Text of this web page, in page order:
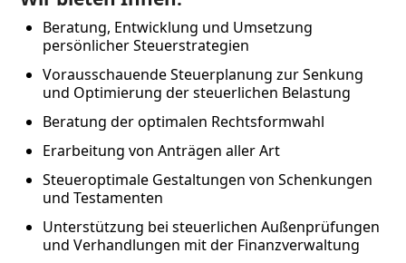
Beratung, Entwicklung und Umsetzung
persönlicher Steuerstrategien
Vorausschauende Steuerplanung zur Senkung
und Optimierung der steuerlichen Belastung
Beratung der optimalen Rechtsformwahl
Erarbeitung von Anträgen aller Art
Steueroptimale Gestaltungen von Schenkungen
und Testamenten
Unterstützung bei steuerlichen Außenprüfungen
und Verhandlungen mit der Finanzverwaltung